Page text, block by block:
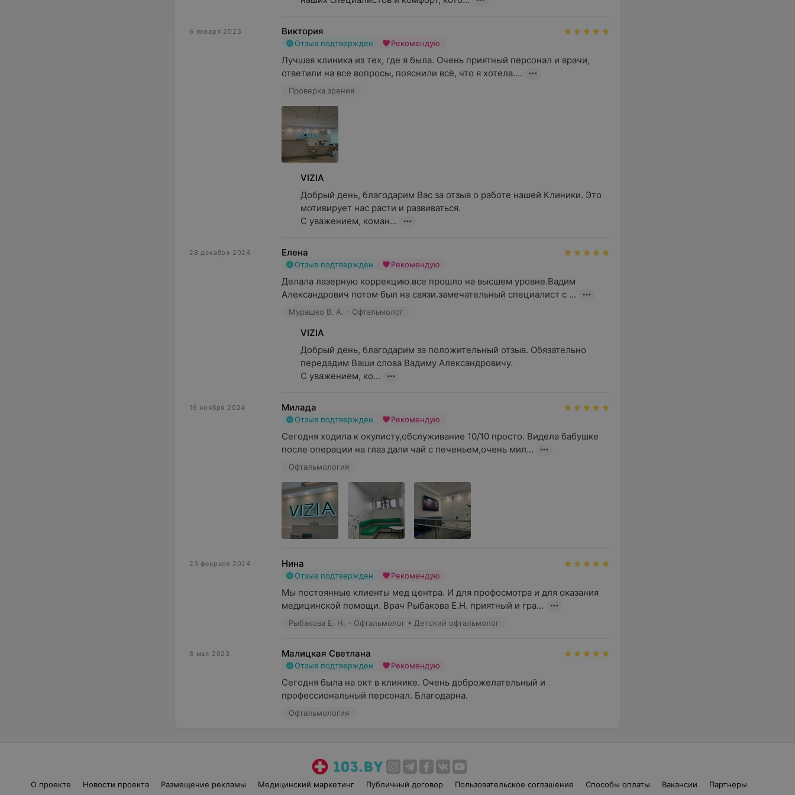
6 января 2025 Виктория
Отзыв подтвержден Рекомендую
Лучшая клиника из тех, где я была. Очень приятный персонал и врачи,
ответили на все вопросы, пояснили всё, что я хотела....
Проверка зрения
VIZIA
Добрый день, благодарим Вас за отзыв о работе нашей Клиники. Это
мотивирует нас расти и развиваться.
С уважением, коман...
28 декабря 2024 Елена
Отзыв подтвержден Рекомендую
Делала лазерную коррекцию.все прошло на высшем уровне.Вадим
Александрович потом был на связи.замечательный специалист с ...
Мурашко В. А. - Офтальмолог
VIZIA
Добрый день, благодарим за положительный отзыв. Обязательно
передадим Ваши слова Вадиму Александровичу.
С уважением, ко...
16 ноября 2024 Милада
Отзыв подтвержден Рекомендую
Сегодня ходила к окулисту,обслуживание 10/10 просто. Видела бабушке
после операции на глаз дали чай с печеньем,очень мил...
Офтальмология
23 февраля 2024 Нина
Отзыв подтвержден Рекомендую
Мы постоянные клиенты мед центра. И для профосмотра и для оказания
медицинской помощи. Врач Рыбакова Е.Н. приятный и гра...
Рыбакова Е. Н. - Офтальмолог • Детский офтальмолог
8 мая 2023 Малицкая Светлана
Отзыв подтвержден Рекомендую
Сегодня была на окт в клинике. Очень доброжелательный и
профессиональный персонал. Благодарна.
Офтальмология
О проекте Новости проекта Размещение рекламы Медицинский маркетинг Публичный договор Пользовательское соглашение Способы оплаты Вакансии Партнеры